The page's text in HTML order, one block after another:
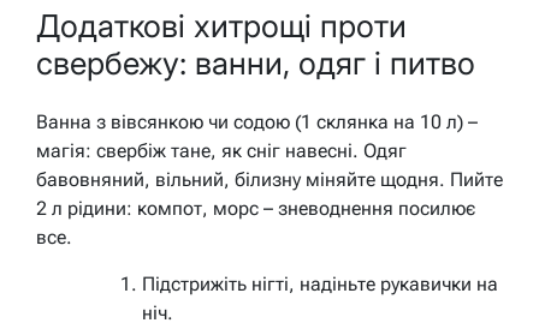
Додаткові хитрощі проти
свербежу: ванни, одяг і питво
Ванна з вівсянкою чи содою (1 склянка на 10 л) –
магія: свербіж тане, як сніг навесні. Одяг
бавовняний, вільний, білизну міняйте щодня. Пийте
2 л рідини: компот, морс – зневоднення посилює
все.
Підстрижіть нігті, надіньте рукавички на
ніч.